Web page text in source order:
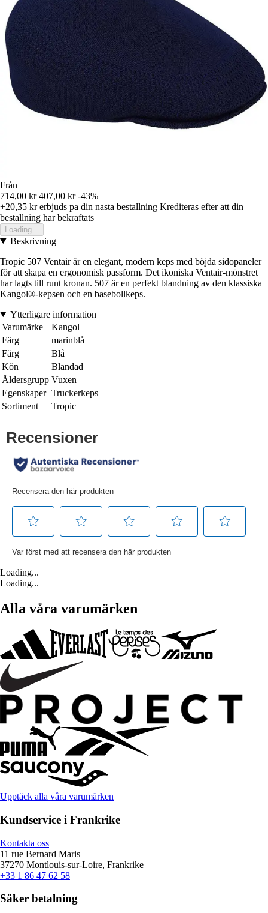
Från
714,00 kr 407,00 kr -43%
+20,35 krerbjuds pa din nasta bestallning Krediteras efter att din
bestallning har bekraftats
Loading...
Beskrivning
Tropic 507 Ventair är en elegant, modern keps med böjda sidopaneler
för att skapa en ergonomisk passform. Det ikoniska Ventair-mönstret
har lagts till runt kronan. 507 är en perfekt blandning av den klassiska
Kangol®-kepsen och en basebollkeps.
Ytterligare information
Varumärke
Kangol
Färg
marinblå
Färg
Blå
Kön
Blandad
Åldersgrupp Vuxen
Egenskaper Truckerkeps
Sortiment
Tropic
Loading...
Loading...
Alla våra varumärken
Upptäck alla våra varumärken
Kundservice i Frankrike
Kontakta oss
11 rue Bernard Maris
37270 Montlouis-sur-Loire, Frankrike
+33 1 86 47 62 58
Säker betalning